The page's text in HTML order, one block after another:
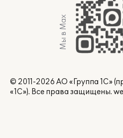
Мы в Max
© 2011-2026 АО «Группа 1С»
«1С»). Все права защищены.